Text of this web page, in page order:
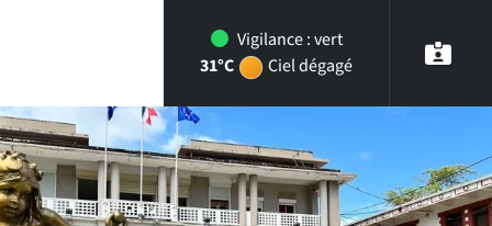
Vigilance :vert
31°C
Ciel dégagé